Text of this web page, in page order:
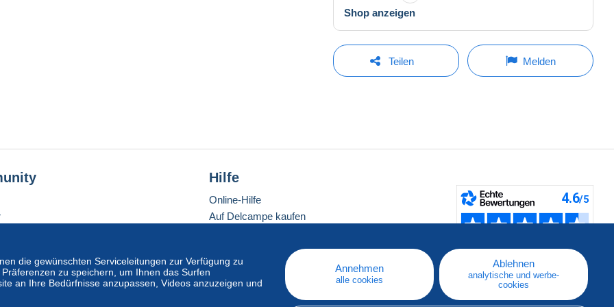
Shop anzeigen
Teilen Melden
die gewünschten Serviceleitungen zur Verfügung zu
zu speichern, um Ihnen das Surfen
an Ihre Bedürfnisse anzupassen, Videos anzuzeigen und
Annehmen
alle cookies
Ablehnen
analytische und werbe-
cookies
Hilfe
Online-Hilfe
Auf Delcampe kaufen
Eine sichere Website